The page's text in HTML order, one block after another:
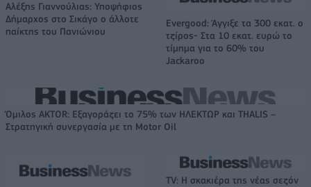
Αλέξης Γιαννούλιας: Υποψήφιος
Δήμαρχος στο Σικάγο ο άλλοτε
παίκτης του Πανιώνιου
Evergood: Άγγιξε τα 300 εκατ. ο
τζίρος- Στα 10 εκατ. ευρώ το
τίμημα για το 60% του
Jackaroo
Όμιλος AKTOR: Εξαγοράζει το 75% των ΗΛΕΚΤΩΡ και THALIS –
Στρατηγική συνεργασία με τη Motor Oil
TV: Η σκακιέρα της νέας σεζόν